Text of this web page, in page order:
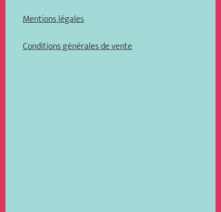
Mentions légales
Conditions générales de vente